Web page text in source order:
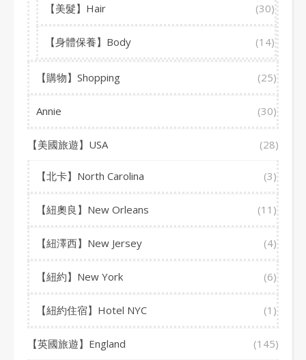
【美髮】Hair (30)
【身體保養】Body (14)
【購物】Shopping (25)
Annie (30)
【美國旅遊】USA (28)
【北卡】North Carolina (3)
【紐奧良】New Orleans (11)
【紐澤西】New Jersey (4)
【紐約】New York (6)
【紐約住宿】Hotel NYC (1)
【英國旅遊】England (145)